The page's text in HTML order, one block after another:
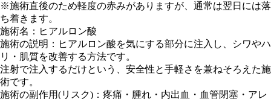
※施術直後のため軽度の赤みがありますが、通常は翌日には落
ち着きます。
施術名： ヒアルロン酸
施術の説明： ヒアルロン酸を気にする部分に注入し、シワやハ
リ・肌質を改善する方法です。
注射で注入するだけという、安全性と手軽さを兼ねそろえた施
術です。
施術の副作用(リスク)： 疼痛・腫れ・内出血・血管閉塞・アレ